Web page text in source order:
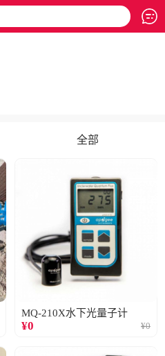
全部
MQ-210X水下光量子计
¥0 ¥0